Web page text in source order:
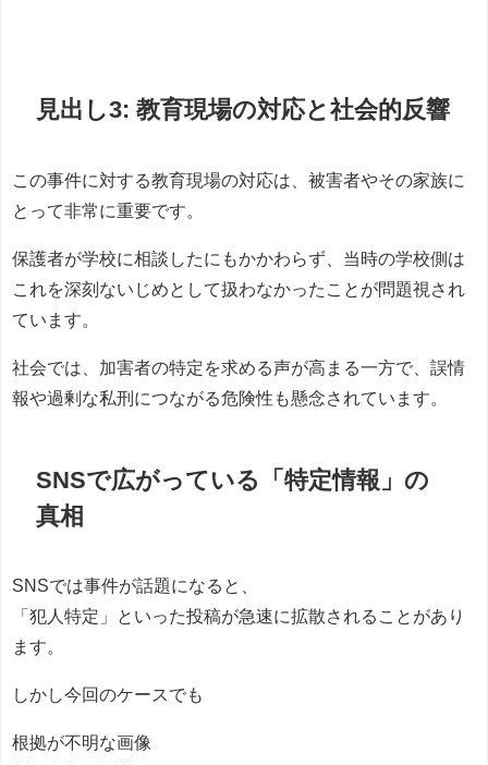
見出し3: 教育現場の対応と社会的反響
この事件に対する教育現場の対応は、被害者やその家族に
とって非常に重要です。
保護者が学校に相談したにもかかわらず、当時の学校側は
これを深刻ないじめとして扱わなかったことが問題視され
ています。
社会では、加害者の特定を求める声が高まる一方で、誤情
報や過剰な私刑につながる危険性も懸念されています。
SNSで広がっている「特定情報」の
真相
SNSでは事件が話題になると、
「犯人特定」といった投稿が急速に拡散されることがあり
ます。
しかし今回のケースでも
根拠が不明な画像